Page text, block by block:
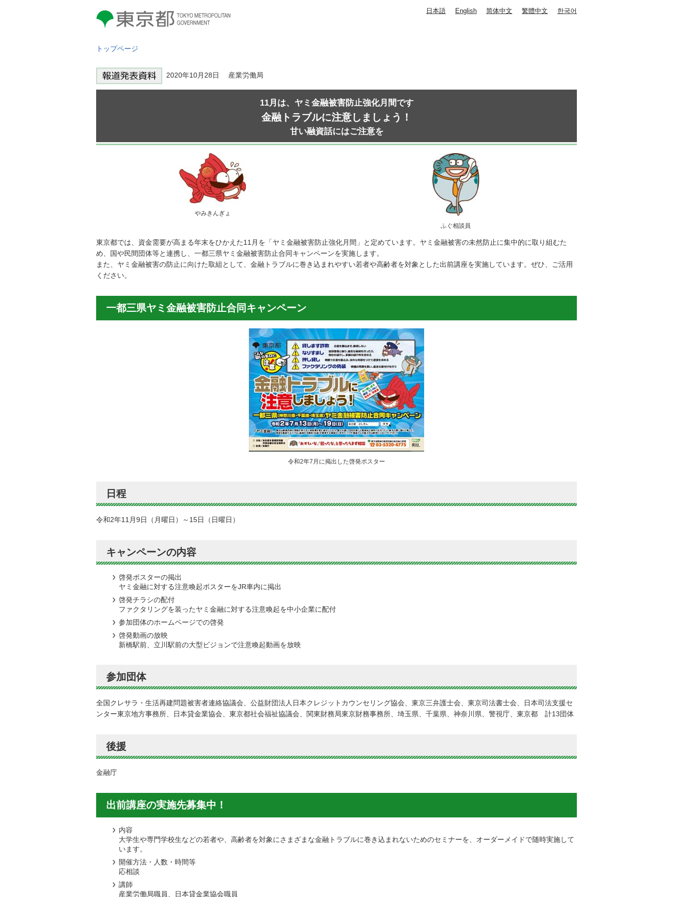
東京都 TOKYO METROPOLITAN
GOVERNMENT
日本語 English 简体中文 繁體中文 한국어
トップページ
2020年10月28日 産業労働局
11月は、ヤミ金融被害防止強化月間です
金融トラブルに注意しましょう！
甘い融資話にはご注意を
やみきんぎょ
ふぐ相談員
東京都では、資金需要が高まる年末をひかえた11月を「ヤミ金融被害防止強化月間」と定めています。ヤミ金融被害の未然防止に集中的に取り組むた
め、国や民間団体等と連携し、一都三県ヤミ金融被害防止合同キャンペーンを実施します。
また、ヤミ金融被害の防止に向けた取組として、金融トラブルに巻き込まれやすい若者や高齢者を対象とした出前講座を実施しています。ぜひ、ご活用
ください。
一都三県ヤミ金融被害防止合同キャンペーン
令和2年7月に掲出した啓発ポスター
日程
令和2年11月9日（月曜日）～15日（日曜日）
キャンペーンの内容
啓発ポスターの掲出
ヤミ金融に対する注意喚起ポスターをJR車内に掲出
啓発チラシの配付
ファクタリングを装ったヤミ金融に対する注意喚起を中小企業に配付
参加団体のホームページでの啓発
啓発動画の放映
新橋駅前、立川駅前の大型ビジョンで注意喚起動画を放映
参加団体
全国クレサラ・生活再建問題被害者連絡協議会、公益財団法人日本クレジットカウンセリング協会、東京三弁護士会、東京司法書士会、日本司法支援セ
ンター東京地方事務所、日本貸金業協会、東京都社会福祉協議会、関東財務局東京財務事務所、埼玉県、千葉県、神奈川県、警視庁、東京都 計13団体
後援
金融庁
出前講座の実施先募集中！
内容
大学生や専門学校生などの若者や、高齢者を対象にさまざまな金融トラブルに巻き込まれないためのセミナーを、オーダーメイドで随時実施して
います。
開催方法・人数・時間等
応相談
講師
産業労働局職員、日本貸金業協会職員